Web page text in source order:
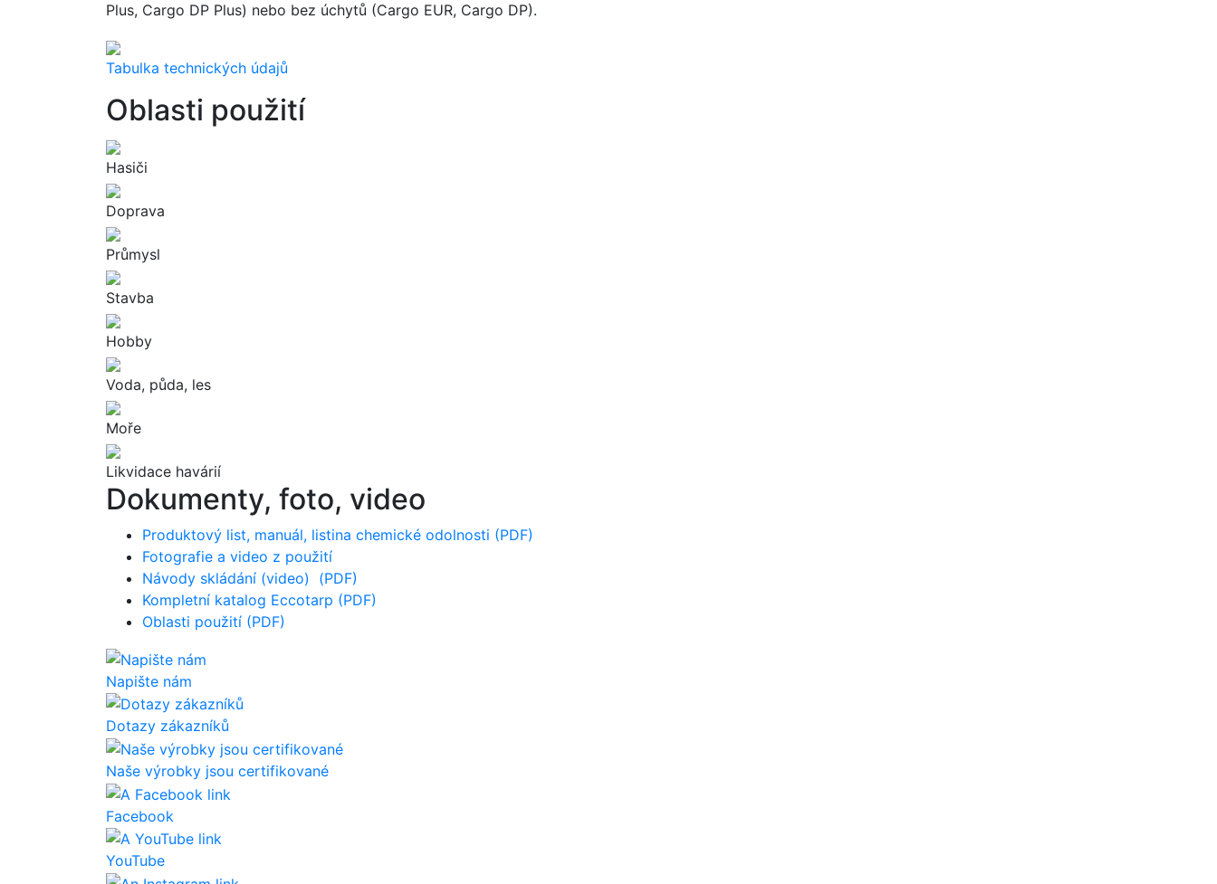
Plus, Cargo DP Plus) nebo bez úchytů (Cargo EUR, Cargo DP).
Tabulka technických údajů
Oblasti použití
Hasiči
Doprava
Průmysl
Stavba
Hobby
Voda, půda, les
Moře
Likvidace havárií
Dokumenty, foto, video
Produktový list, manuál, listina chemické odolnosti (PDF)
Fotografie a video z použití
Návody skládání (video)
(PDF)
Kompletní katalog Eccotarp (PDF)
Oblasti použití (PDF)
Napište nám
Dotazy zákazníků
Naše výrobky jsou certifikované
Facebook
YouTube